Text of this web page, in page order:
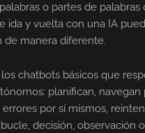
o partes de
ida y vuelta con una IA
de manera diferente.
chatbots básicos que
planifican,
errores por sí mismos,
decisión, observación